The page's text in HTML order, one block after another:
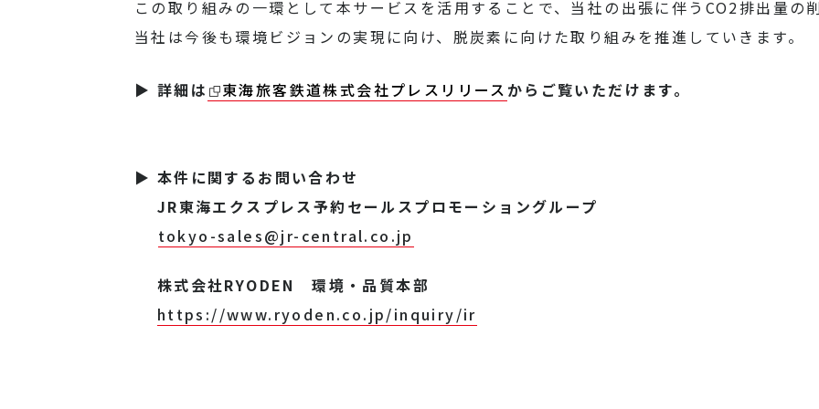
この取り組みの一環として本サービスを活用することで、当社の出張に伴うCO2排出量の
当社は今後も環境ビジョンの実現に向け、脱炭素に向けた取り組みを推進していきます。
▶ 詳細は 東海旅客鉄道株式会社プレスリリース からご覧いただけます。
▶ 本件に関するお問い合わせ
JR東海エクスプレス予約セールスプロモーショングループ
tokyo-sales@jr-central.co.jp
株式会社RYODEN 環境・品質本部
https://www.ryoden.co.jp/inquiry/ir